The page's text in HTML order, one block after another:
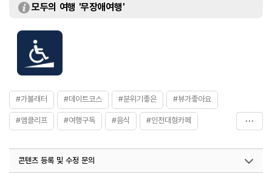
모두의 여행 '무장애여행'
#가볼래터 #데이트코스 #분위기좋은 #뷰가좋아요
#엠클리프 #여행구독 #음식 #인천대형카페
콘텐츠 등록 및 수정 문의